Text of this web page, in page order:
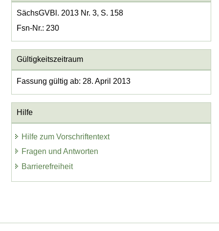
SächsGVBl. 2013 Nr. 3, S. 158
Fsn-Nr.: 230
Gültigkeitszeitraum
Fassung gültig ab: 28. April 2013
Hilfe
Hilfe zum Vorschriftentext
Fragen und Antworten
Barrierefreiheit